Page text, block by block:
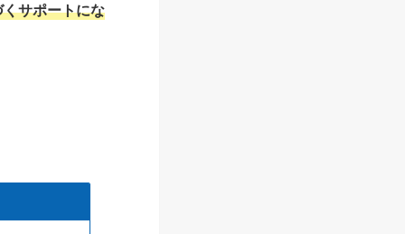
サポートにな